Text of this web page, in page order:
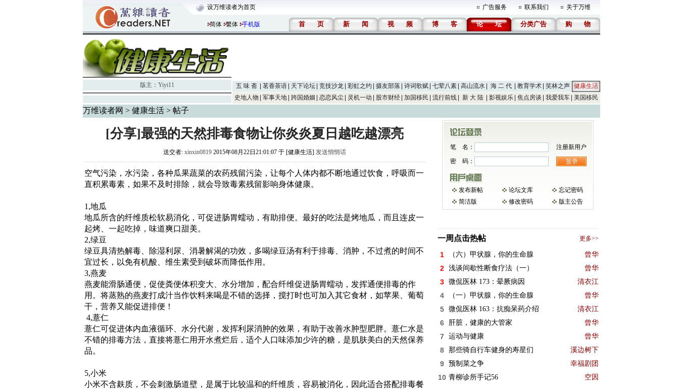
设万维读者为首页 广告服务 联系我们 关于万维
简体 繁体 手机版 首 页 新 闻 视 频 博 客 论 坛 分类广告 购 物
版主： Yiyi11 五 味 斋 茗香茶语 天下论坛 竞技沙龙 彩虹之约 摄友部落 诗词歌赋 七荤八素 高山流水 海 二 代 教育学术 笑林之声
健康生活
史地人物
军事天地 跨国婚姻 恋恋风尘 灵机一动 股市财经 加国移民 流行前线 新 大 陆 影视娱乐 焦点房谈 我爱我车 美国移民
万维读者网 > 健康生活> 帖子
[分享]最强的天然排毒食物让你炎炎夏日越吃越漂亮
送交者: xinxin0819 2015年08月22日21:01:07 于 [健康生活] 发送悄悄话
空气污染，水污染，各种瓜果蔬菜的农药残留污染，让每个人体内都不断地通过饮食，呼吸而一
直积累毒素，如果不及时排除，就会导致毒素残留影响身体健康。
1,地瓜
地瓜所含的纤维质松软易消化，可促进肠胃蠕动，有助排便。最好的吃法是烤地瓜，而且连皮一
起烤、一起吃掉，味道爽口甜美。
2,绿豆
绿豆具清热解毒、除湿利尿、消暑解渴的功效，多喝绿豆汤有利于排毒、消肿，不过煮的时间不
宜过长，以免有机酸、维生素受到破坏而降低作用。
3,燕麦
燕麦能滑肠通便，促使粪便体积变大、水分增加，配合纤维促进肠胃蠕动，发挥通便排毒的作
用。将蒸熟的燕麦打成汁当作饮料来喝是不错的选择，搅打时也可加入其它食材，如苹果、葡萄
干，营养又能促进排便！
4,薏仁
薏仁可促进体内血液循环、水分代谢，发挥利尿消肿的效果，有助于改善水肿型肥胖。薏仁水是
不错的排毒方法，直接将薏仁用开水煮烂后，适个人口味添加少许的糖，是肌肤美白的天然保养
品。
5,小米
小米不含麸质，不会刺激肠道壁，是属于比较温和的纤维质，容易被消化，因此适合搭配排毒餐
笔 名：
注册新用户
密 码：
发布新帖 论坛文库
忘记密码
简洁版
修改密码 版主公告
一周点击热帖 更多>>
1 （六）甲状腺，你的生命腺 曾华
2 浅谈间歇性断食疗法（一） 曾华
3 微侃医林 173：晕厥病因 清衣江
4 （一）甲状腺，你的生命腺 曾华
5 微侃医林 163：抗痴呆药介绍 清衣江
6 肝脏，健康的大管家 曾华
7 运动与健康 曾华
8 那些骑自行车健身的寿星们 溪边树下
9 预制菜之争 幸福剧团
10 青柳诊所手记56 空因